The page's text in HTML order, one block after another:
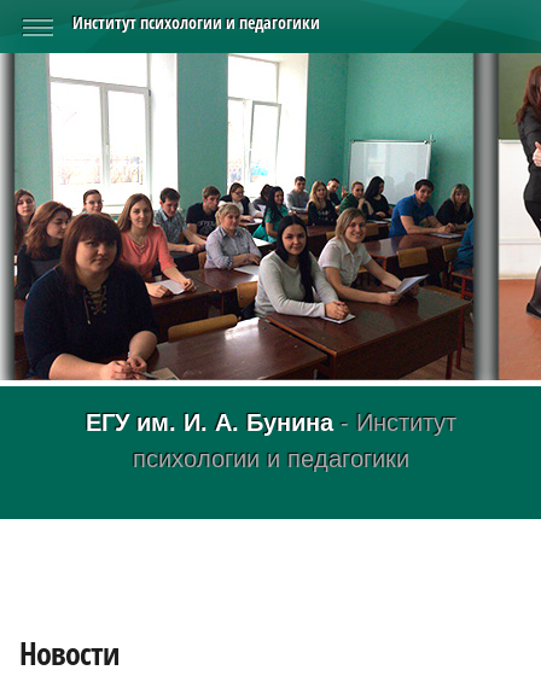
ЕГУ им. И. А. Бунина- Институт
психологии и педагогики
Новости
Институт психологии и педагогики